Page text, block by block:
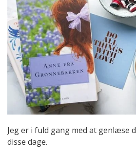
Jeg er i fuld gang med at genlæse
disse dage.